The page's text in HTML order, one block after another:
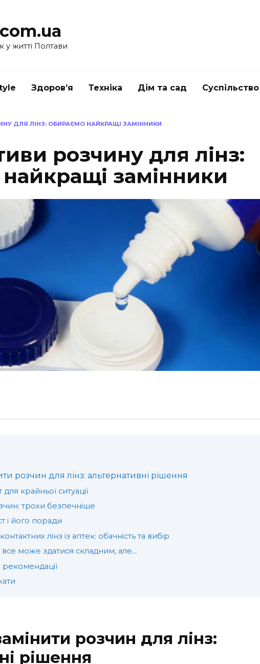
у житті Полтави
Здоров’я Техніка Дім та сад Суспільство
ДЛЯ ЛІНЗ: ОБИРАЄМО НАЙКРАЩІ ЗАМІННИКИ
розчину для лінз:
замінники
розчин для лінз: альтернативні рішення
для крайньої ситуації
трохи безпечніше
і його поради
лінз із аптек: обачність та вибір
може здатися складним, але…
рекомендації
розчин для лінз:
рішення